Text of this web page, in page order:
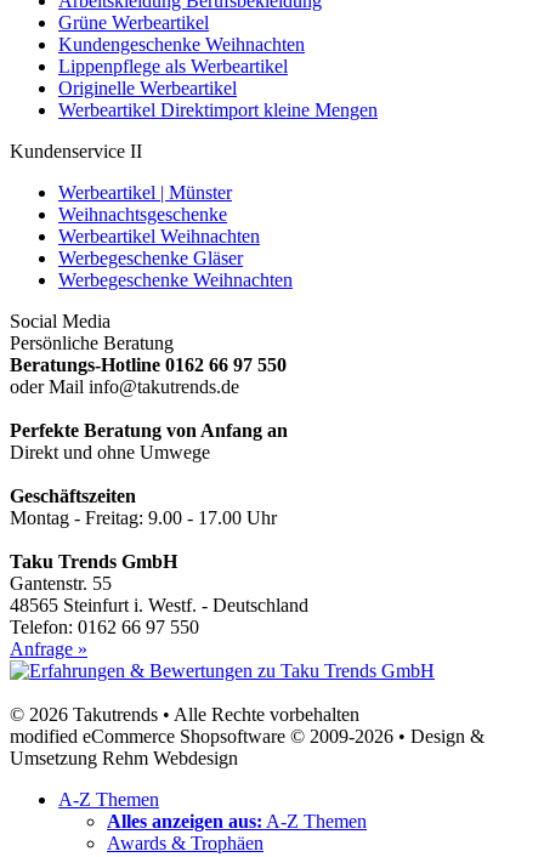
Grüne Werbeartikel
Kundengeschenke Weihnachten
Lippenpflege als Werbeartikel
Originelle Werbeartikel
Werbeartikel Direktimport kleine Mengen
Kundenservice II
Werbeartikel | Münster
Weihnachtsgeschenke
Werbeartikel Weihnachten
Werbegeschenke Gläser
Werbegeschenke Weihnachten
Social Media
Persönliche Beratung
Beratungs-Hotline 0162 66 97 550
oder Mail info@takutrends.de
Perfekte Beratung von Anfang an
Direkt und ohne Umwege
Geschäftszeiten
Montag - Freitag: 9.00 - 17.00 Uhr
Taku Trends GmbH
Gantenstr. 55
48565 Steinfurt i. Westf. - Deutschland
Telefon: 0162 66 97 550
Anfrage »
© 2026 Takutrends • Alle Rechte vorbehalten
modified eCommerce Shopsoftware © 2009-2026 • Design &
Umsetzung Rehm Webdesign
A-Z Themen
Alles anzeigen aus: A-Z Themen
Awards & Trophäen